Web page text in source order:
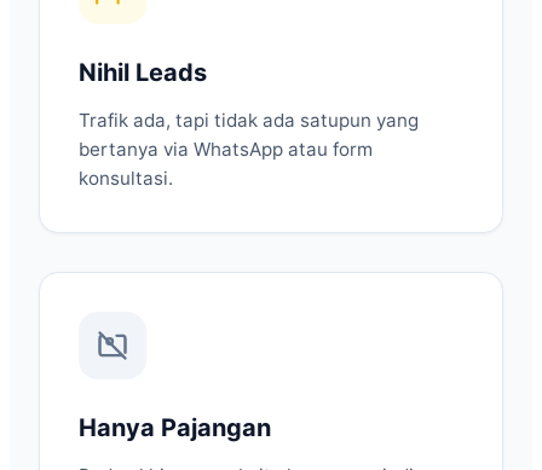
Nihil Leads
Trafik ada, tapi tidak ada satupun yang
bertanya via WhatsApp atau form
konsultasi.
Hanya Pajangan